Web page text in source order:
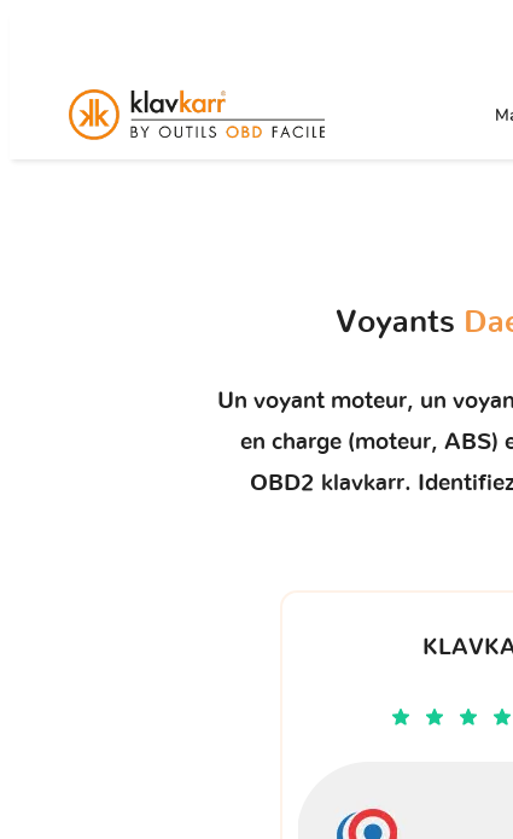
Voyants
Un voyant moteur, un
en charge (moteur, ABS)
OBD2 klavkarr.